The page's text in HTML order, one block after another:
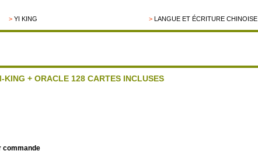
>YI KING >LANGUE ET ÉCRITURE CHINOISE
KING + ORACLE 128 CARTES INCLUSES
commande